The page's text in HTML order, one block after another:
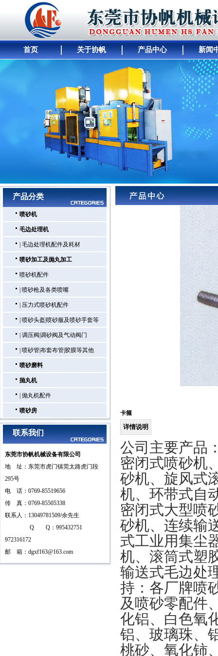
首页 关于协帆 产品中心 新闻
网站首页｜公司简介｜产品展示｜
产品分类
喷砂机
毛边处理机
毛边处理机配件及耗材
喷砂加工及抛丸加工
喷砂机配件
喷砂枪及各类喷嘴
压力式喷砂机配件
喷砂头盔|喷砂服及喷砂手套等
调压阀|调砂阀及气动阀门
喷砂管|布套布管|胶膜等其他
喷砂磨料
抛丸机
抛丸机配件
喷砂房
联系我们
东莞市协帆机械设备有限公司
地 址：东莞市虎门镇莞太路虎门段
295号
电 话：0769-85519656
传 真：0769-85505338
联系人：13049781509/余先生
Q Q：995432751
972316172
邮 箱： dgxf163@163.com
卡箍
详情说明
公司主要产品
密闭式喷砂机
砂机、旋风式
机、环带式自
密闭式大型喷
砂机、连续输
式工业用集尘
机、滚筒式塑
输送式毛边处
持：各厂牌喷
及喷砂零配件
化铝、白色氧
铝、玻璃珠、
桃砂、氧化铈